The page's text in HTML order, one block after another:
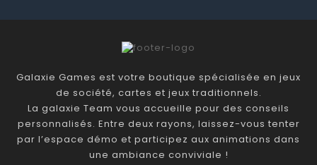
Galaxie Games est votre boutique spécialisée en jeux
de société, cartes et jeux traditionnels.
La galaxie Team vous accueille pour des conseils
personnalisés. Entre deux rayons, laissez-vous tenter
par l’espace démo et participez aux animations dans
une ambiance conviviale !